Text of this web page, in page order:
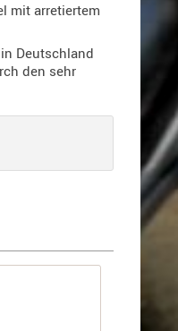
mit arretiertem
Deutschland
den sehr